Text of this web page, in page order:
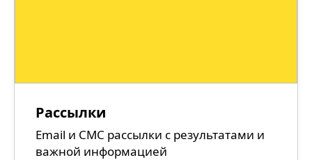
Рассылки
Email и СМС рассылки с результатами и
важной информацией